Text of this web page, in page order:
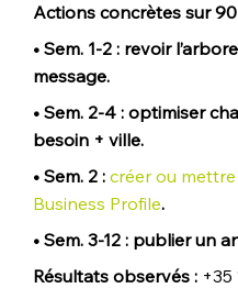
Actions concrètes sur
• Sem. 1-2 : revoir
message.
• Sem. 2-4 : optimiser
besoin + ville.
• Sem. 2 : créer ou
Business Profile.
• Sem. 3-12 : publier un
Résultats observés : +35